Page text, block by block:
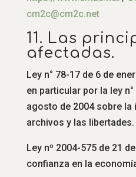
cm2c@cm2c.net
11. Las
afectadas.
Ley n° 78-17 de 6 de
en particular por la ley
agosto de 2004 sobre
archivos y las libertades.
Ley nº 2004-575 de 21
confianza en la